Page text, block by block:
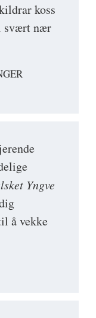
koss
svært nær
Yngve
å vekke